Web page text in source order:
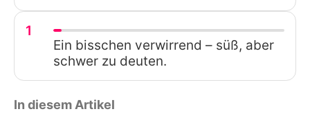
1
Ein bisschen verwirrend – süß, aber
schwer zu deuten.
In diesem Artikel